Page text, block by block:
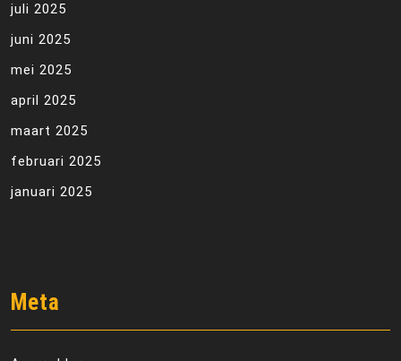
juli 2025
juni 2025
mei 2025
april 2025
maart 2025
februari 2025
januari 2025
Meta